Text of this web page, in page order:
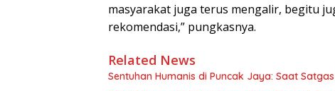
masyarakat juga terus mengalir, begitu
rekomendasi,” pungkasnya.
Related News
Sentuhan Humanis di Puncak Jaya: Saat